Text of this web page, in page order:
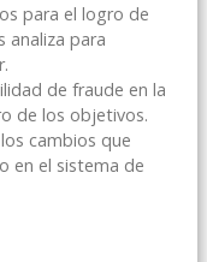
para el logro de
analiza para
de fraude en la
de los objetivos.
cambios que
en el sistema de